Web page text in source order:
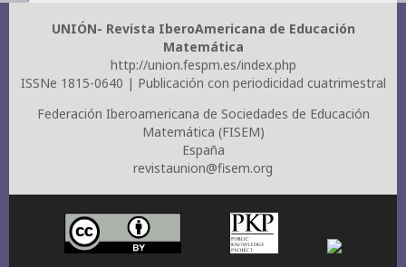
UNIÓN- Revista IberoAmericana de Educación
Matemática
http://union.fespm.es/index.php
ISSNe 1815-0640 | Publicación con periodicidad cuatrimestral
Federación Iberoamericana de Sociedades de Educación
Matemática (FISEM)
España
revistaunion@fisem.org